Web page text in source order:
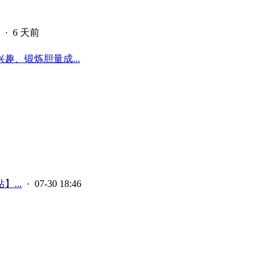
· 6 天前
趣、锻炼胆量成...
】... · 07-30 18:46